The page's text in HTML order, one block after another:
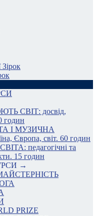
Зірок
СВІТ: досвід,
годин
І МУЗИЧНА
Європа, світ. 60 годин
педагогічні та
15 годин
→
PRIZE